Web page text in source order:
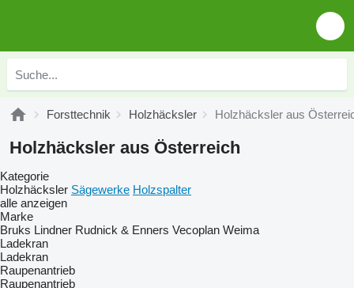
Forsttechnik Holzhäcksler Holzhäcksler aus
Holzhäcksler aus Österreich
Kategorie
Holzhäcksler Sägewerke Holzspalter
alle anzeigen
Marke
Bruks Lindner Rudnick & Enners Vecoplan Weima
Ladekran
Ladekran
Raupenantrieb
Raupenantrieb